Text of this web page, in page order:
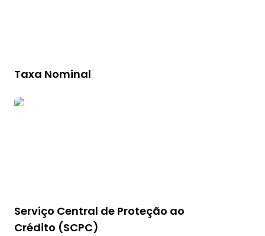
Taxa Nominal
Serviço Central de Proteção ao
Crédito (SCPC)